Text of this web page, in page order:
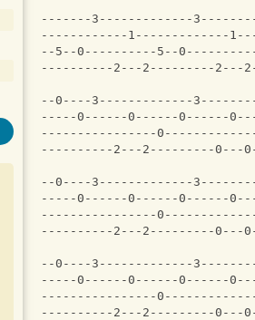
-------3-------------
------------1-------------
--5--0----------5--
----------2---2---------2---
--0----3-------------
-----0------0------0------
----------------
----------2---2---------0---
--0----3-------------
-----0------0------0------
----------------
----------2---2---------0---
--0----3-------------
-----0------0------0------
----------------
----------2---2---------0---